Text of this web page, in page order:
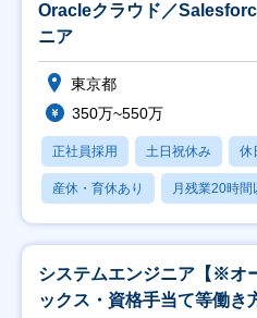
Oracleクラウド／
ニア
東京都
350万~550万
正社員採用 土日祝休み 休
産休・育休あり 月残業20時間
システムエンジニア【※オ
ックス・資格手当て等働き